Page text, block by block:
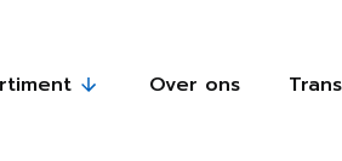
Over ons